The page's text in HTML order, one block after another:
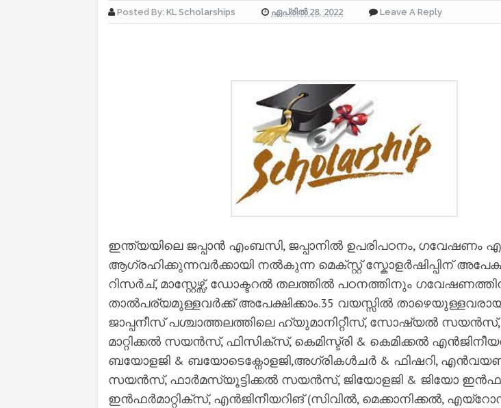
Posted By: KL Scholarships ഏപ്രിൽ 28, 2022 Leave A Reply
ഇന്ത്യയിലെ ജപ്പാൻ എംബസി, ജപ്പാനിൽ ഉപരിപഠനം, ഗവേഷണം
ആഗ്രഹിക്കുന്നവർക്കായി നൽകുന്ന മെക്സ്റ്റ് സ്കോളർഷിപ്പിന്
റിസർച്, മാസ്റ്റേഴ്സ്, ഡോക്ടറൽ തലത്തിൽ പഠനത്തിനും
താൽപര്യമുള്ളവർക്ക് അപേക്ഷിക്കാം.35 വയസ്സിൽ
ജാപ്പനീസ് പശ്ചാത്തലത്തിലെ ഹ്യുമാനിറ്റീസ്, സോഷ്യൽ സയൻസ്,
മാറ്റിക്കൽ സയൻസ്, ഫിസിക്സ്, കെമിസ്ട്രി & കെമിക്കൽ
ബയോളജി & ബയോടെക്നോളജി,അഗ്രികൾചർ & ഫിഷറി,
സയൻസ്, ഫാർമസ്യൂട്ടിക്കൽ സയൻസ്, ജിയോളജി & ജിയോ
ഇൻഫർമാറ്റിക്സ്, എൻജിനീയറിങ് (സിവിൽ, മെക്കാനിക്കൽ,